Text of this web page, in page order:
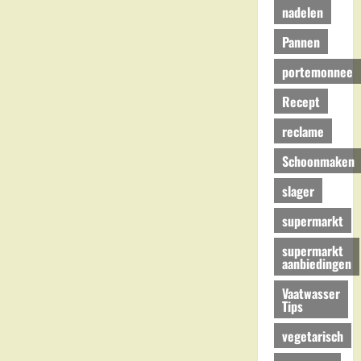
nadelen
Pannen
portemonnee
Recept
reclame
Schoonmaken
slager
supermarkt
supermarkt
aanbiedingen
Vaatwasser
Tips
vegetarisch